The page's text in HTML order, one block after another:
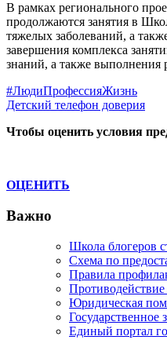
В рамках регионального
продолжаются занятия в
тяжелых заболеваний, а
завершения комплекса
знаний, а также
Навигация
по
записям
Previous
Post:
#ЛюдиПрофессияЖизнь
Next
Детский телефон доверия
Чтобы оценить условия
ОЦЕНИТЬ
Важно
Школа блогеров
Схема по
Правила
Юридическая
Государственное
Единый портал